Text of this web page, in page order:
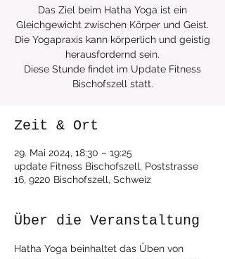
Das Ziel beim Hatha Yoga ist ein
Gleichgewicht zwischen Körper und Geist.
Die Yogapraxis kann körperlich und geistig
herausfordernd sein.
Diese Stunde findet im Update Fitness
Zeit & Ort
29. Mai 2024, 18:30 – 19:25
update Fitness Bischofszell, Poststrasse
16, 9220 Bischofszell, Schweiz
Über die Veranstaltung
Hatha Yoga beinhaltet das Üben von